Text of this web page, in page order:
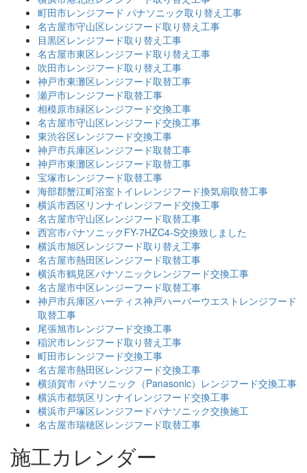
町田市レンジフード パナソニック取り替え工事
名古屋市守山区レンジフード取り替え工事
目黒区レンジフード取り替え工事
名古屋市東区レンジフード取り替え工事
吹田市レンジフード取り替え工事
神戸市東灘区レンジフード取替工事
瀬戸市レンジフード取替工事
相模原市緑区レンジフード交換工事
名古屋市守山区レンジフード交換工事
東渋谷区レンジフード交換工事
神戸市兵庫区レンジフード取替工事
神戸市東灘区レンジフード取替工事
宝塚市レンジフード取替工事
海部郡蟹江町浴室トイレレンジフード換気扇取替工事
横浜市西区リンナイレンジフード交換工事
名古屋市守山区レンジフード取替工事
西宮市パナソニックFY-7HZC4-S交換致しました
横浜市旭区レンジフード取り替え工事
名古屋市熱田区レンジフード取替工事
横浜市鶴見区パナソニックレンジフード交換工事
名古屋市中区レンジーフード取替工事
神戸市兵庫区ハーティス神戸ハーバーウエストレンジフード
取替工事
尾張旭市レンジフード交換工事
稲沢市レンジフード取り替え工事
町田市レンジフード交換工事
名古屋市熱田区レンジフード交換工事
横須賀市 パナソニック（Panasonic）レンジフード交換工事
横浜市都筑区リンナイレンジフード交換工事
横浜市戸塚区レンジフードパナソニック交換施工
名古屋市瑞穂区レンジフード取替工事
施工カレンダー